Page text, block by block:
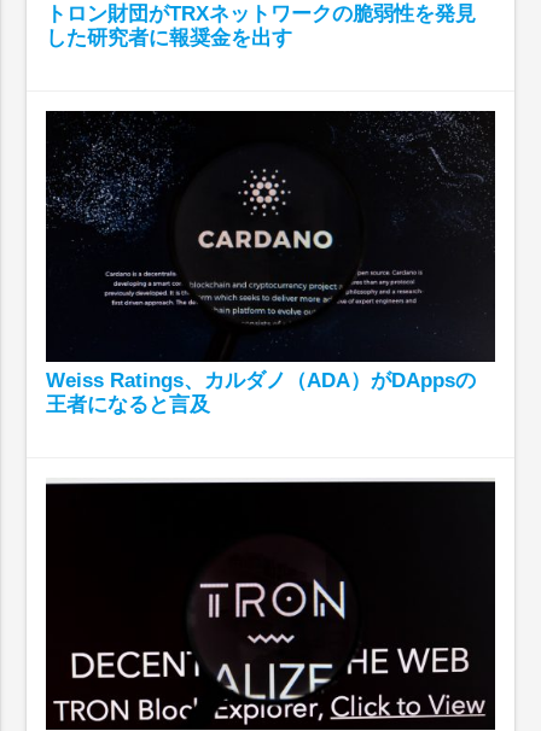
トロン財団がTRXネットワークの脆弱性を発見
した研究者に報奨金を出す
Weiss Ratings、カルダノ（ADA）がDAppsの
王者になると言及